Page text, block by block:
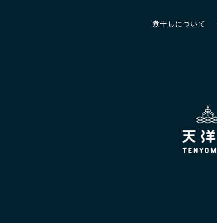
煮干しについて